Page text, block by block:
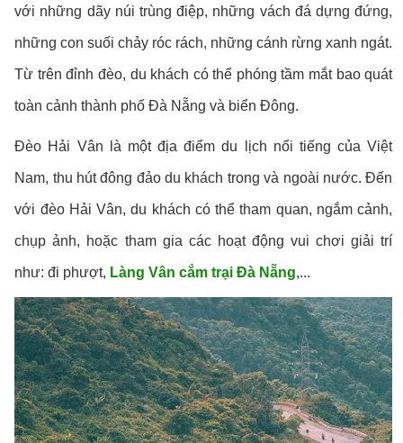
với những dãy núi trùng điệp, những vách đá dựng đứng,
những con suối chảy róc rách, những cánh rừng xanh ngát.
Từ trên đỉnh đèo, du khách có thể phóng tầm mắt bao quát
toàn cảnh thành phố Đà Nẵng và biển Đông.
Đèo Hải Vân là một địa điểm du lịch nổi tiếng của Việt
Nam, thu hút đông đảo du khách trong và ngoài nước. Đến
với đèo Hải Vân, du khách có thể tham quan, ngắm cảnh,
chụp ảnh, hoặc tham gia các hoạt động vui chơi giải trí
như: đi phượt, Làng Vân cắm trại Đà Nẵng,...